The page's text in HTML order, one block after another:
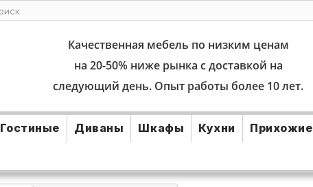
Качественная мебель по низким ценам
на 20-50% ниже рынка с доставкой на
следующий день. Опыт работы более 10 лет.
Гостиные Диваны Шкафы Кухни Прихожие